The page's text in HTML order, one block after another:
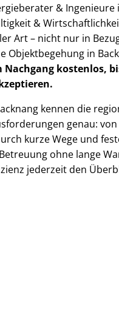
& Ingenieure
&
Art – nicht nur in
Objektbegehung in
Nachgang kostenlos,
.
kennen die
genau:
kurze Wege und
ohne lange
jederzeit den